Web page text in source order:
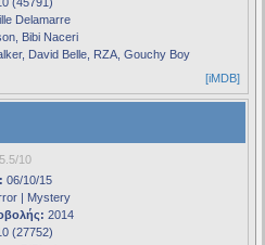
Delamarre
Bibi Naceri
David Belle, RZA, Gouchy Boy
[iMDB]
5.5/10
06/10/15
| Mystery
2014
(27752)